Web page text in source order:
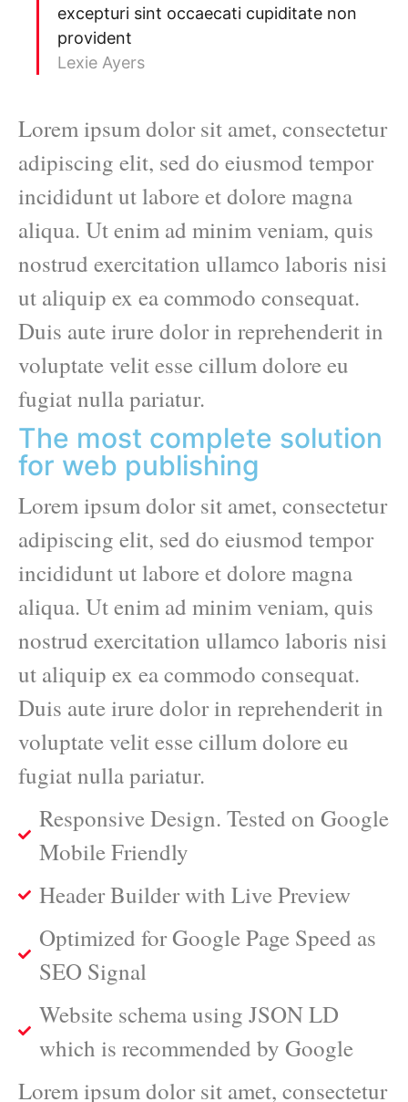
excepturi sint occaecati cupiditate non
provident
Lexie Ayers
Lorem ipsum dolor sit amet, consectetur
adipiscing elit, sed do eiusmod tempor
incididunt ut labore et dolore magna
aliqua. Ut enim ad minim veniam, quis
nostrud exercitation ullamco laboris nisi
ut aliquip ex ea commodo consequat.
Duis aute irure dolor in reprehenderit in
voluptate velit esse cillum dolore eu
fugiat nulla pariatur.
The most complete solution
for web publishing
Lorem ipsum dolor sit amet, consectetur
adipiscing elit, sed do eiusmod tempor
incididunt ut labore et dolore magna
aliqua. Ut enim ad minim veniam, quis
nostrud exercitation ullamco laboris nisi
ut aliquip ex ea commodo consequat.
Duis aute irure dolor in reprehenderit in
voluptate velit esse cillum dolore eu
fugiat nulla pariatur.
Responsive Design. Tested on Google
Mobile Friendly
Header Builder with Live Preview
Optimized for Google Page Speed as
SEO Signal
Website schema using JSON LD
which is recommended by Google
Lorem ipsum dolor sit amet, consectetur